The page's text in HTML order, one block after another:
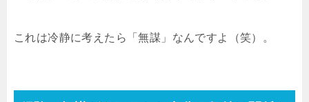
これは冷静に考えたら「無謀」なんですよ（笑）。